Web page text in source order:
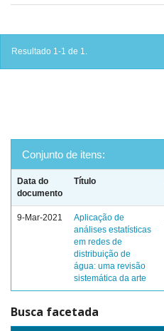
Resultado 1-1 de 1.
Conjunto de itens:
Data do
documento
Título
9-Mar-2021
Aplicação de
análises estatísticas
em redes de
distribuição de
água: uma revisão
sistemática da arte
Busca facetada